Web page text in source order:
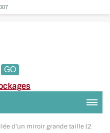
d'un miroir grande taille (2